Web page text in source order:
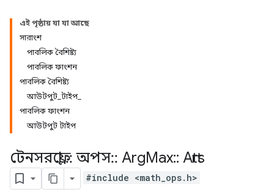
এই পৃষ্ঠায় যা যা আছে
সারাংশ
পাবলিক বৈশিষ্ট্য
পাবলিক ফাংশন
পাবলিক বৈশিষ্ট্য
আউটপুট_টাইপ_
পাবলিক ফাংশন
আউটপুট টাইপ
টেনসরফ্লো:: অপস:: ArgMax:: Attrs
#include <math_ops.h>